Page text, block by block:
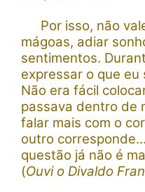
Por isso, não
mágoas, adiar
sentimentos.
expressar o que
Não era fácil
passava dentro de
falar mais com o
outro
questão já não é
(Ouvi o Divaldo